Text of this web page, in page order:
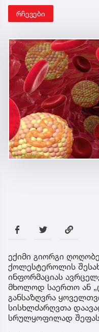
რჩევები
ექიმი გიორგი
ქოლესტეროლის
ინფორმაციას
მხოლოდ საერთო ან
განსაზღვრა
სისხლძარღვთა
სრულყოფილად